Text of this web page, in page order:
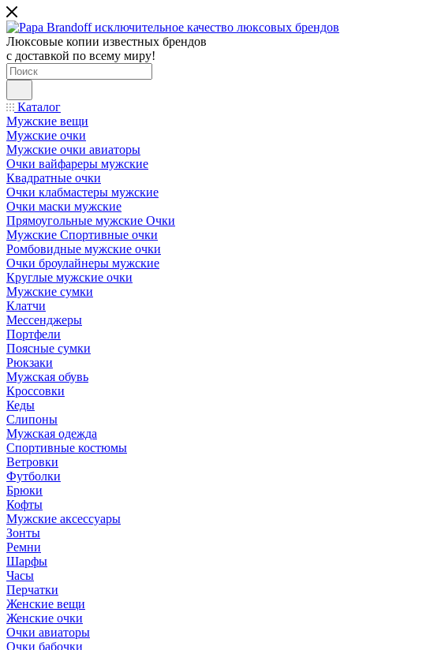
Люксовые копии известных брендов
с доставкой по всему миру!
Каталог
Мужские вещи
Мужские очки
Мужские очки авиаторы
Очки вайфареры мужские
Квадратные очки
Очки клабмастеры мужские
Очки маски мужские
Прямоугольные мужские Очки
Мужские Спортивные очки
Ромбовидные мужские очки
Очки броулайнеры мужские
Круглые мужские очки
Мужские сумки
Клатчи
Мессенджеры
Портфели
Поясные сумки
Рюкзаки
Мужская обувь
Кроссовки
Кеды
Слипоны
Мужская одежда
Спортивные костюмы
Ветровки
Футболки
Брюки
Кофты
Мужские аксессуары
Зонты
Ремни
Шарфы
Часы
Перчатки
Женские вещи
Женские очки
Очки авиаторы
Очки бабочки